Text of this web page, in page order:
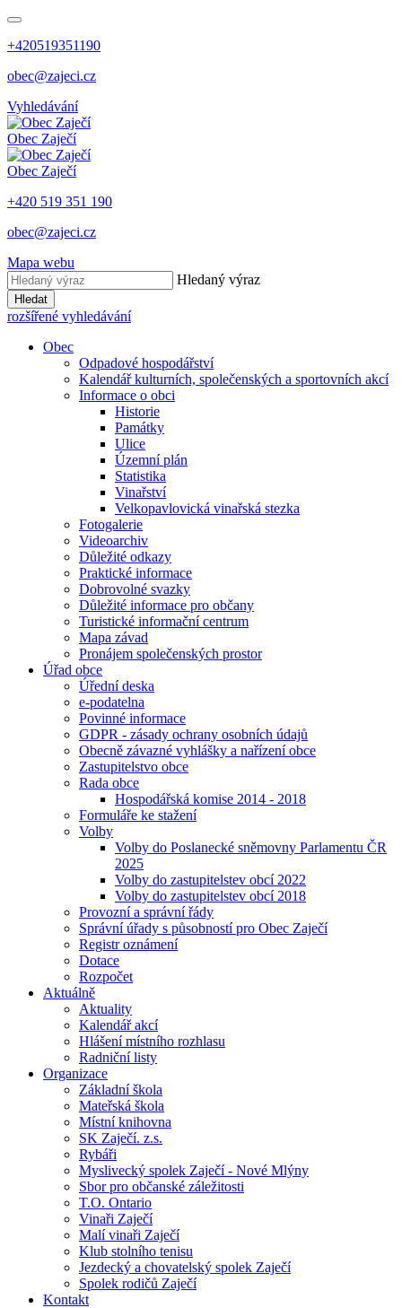
+420519351190
obec@zajeci.cz
Vyhledávání
Obec Zaječí
Obec Zaječí
+420 519 351 190
obec@zajeci.cz
Mapa webu
Hledaný výraz
Hledat
rozšířené vyhledávání
Obec
Odpadové hospodářství
Kalendář kulturních, společenských a sportovních akcí
Informace o obci
Historie
Památky
Ulice
Územní plán
Statistika
Vinařství
Velkopavlovická vinařská stezka
Fotogalerie
Videoarchiv
Důležité odkazy
Praktické informace
Dobrovolné svazky
Důležité informace pro občany
Turistické informační centrum
Mapa závad
Pronájem společenských prostor
Úřad obce
Úřední deska
e-podatelna
Povinné informace
GDPR - zásady ochrany osobních údajů
Obecně závazné vyhlášky a nařízení obce
Zastupitelstvo obce
Rada obce
Hospodářská komise 2014 - 2018
Formuláře ke stažení
Volby
Volby do Poslanecké sněmovny Parlamentu ČR
2025
Volby do zastupitelstev obcí 2022
Volby do zastupitelstev obcí 2018
Provozní a správní řády
Správní úřady s působností pro Obec Zaječí
Registr oznámení
Dotace
Rozpočet
Aktuálně
Aktuality
Kalendář akcí
Hlášení místního rozhlasu
Radniční listy
Organizace
Základní škola
Mateřská škola
Místní knihovna
SK Zaječí. z.s.
Rybáři
Myslivecký spolek Zaječí - Nové Mlýny
Sbor pro občanské záležitosti
T.O. Ontario
Vinaři Zaječí
Malí vinaři Zaječí
Klub stolního tenisu
Jezdecký a chovatelský spolek Zaječí
Spolek rodičů Zaječí
Kontakt